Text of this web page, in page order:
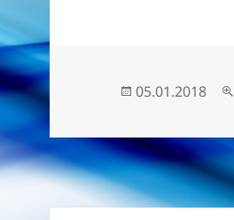
Опубліковано
05.01.2018